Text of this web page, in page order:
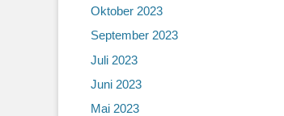
Oktober 2023
September 2023
Juli 2023
Juni 2023
Mai 2023